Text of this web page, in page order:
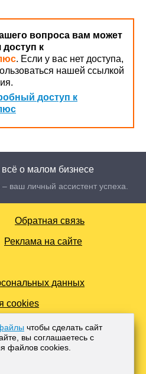
вопроса вам может
доступ к
. Если у вас нет доступа,
нашей ссылкой
доступ к
о малом бизнесе
ваш личный ассистент успеха.
Обратная связь
Реклама на сайте
данных
cookies
Для лиц старше 18 лет.
и тиражирование в сети
без согласования с
законом.
чтобы сделать сайт
вы соглашаетесь с
файлов cооkies.